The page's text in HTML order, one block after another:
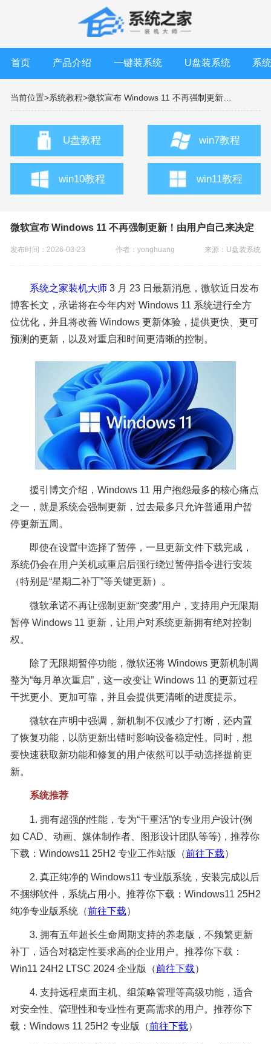
首页 产品介绍 一键装系统 U盘装系统 系
当前位置>系统教程> 微软宣布 Windows 11 不再强制更新！由用户自己来决定
U盘教程 win7教程
win10教程 win11教程
微软宣布 Windows 11 不再强制更新！由用户自己来决定
发布时间：2026-03-23 作者：yonghuang 来源： U盘装系统
系统之家装机大师3 月 23 日最新消息，微软近日发布
博客长文，承诺将在今年内对 Windows 11 系统进行全方
位优化，并且将改善 Windows 更新体验，提供更快、更可
预测的更新，以及对重启和时间更清晰的控制。
援引博文介绍，Windows 11 用户抱怨最多的核心痛点
之一，就是系统会强制更新，过去最多只允许普通用户暂
停更新五周。
即使在设置中选择了暂停，一旦更新文件下载完成，
系统仍会在用户关机或重启后强行绕过暂停指令进行安装
（特别是“星期二补丁”等关键更新）。
微软承诺不再让强制更新“突袭”用户，支持用户无限期
暂停 Windows 11 更新，让用户对系统更新拥有绝对控制
权。
除了无限期暂停功能，微软还将 Windows 更新机制调
整为“每月单次重启”，这一改变让 Windows 11 的更新过程
干扰更小、更加可靠，并且会提供更清晰的进度提示。
微软在声明中强调，新机制不仅减少了打断，还内置
了恢复功能，以防更新出错时影响设备稳定性。同时，想
要快速获取新功能和修复的用户依然可以手动选择提前更
新。
系统推荐
1. 拥有超强的性能，专为“干重活”的专业用户设计(例
如 CAD、动画、媒体制作者、图形设计团队等等)，推荐你
下载：Windows11 25H2 专业工作站版（前往下载）
2. 真正纯净的 Windows11 专业版系统，安装完成以后
不捆绑软件，系统占用小。推荐你下载：Windows11 25H2
纯净专业版系统（前往下载）
3. 拥有五年超长生命周期支持的养老版，不频繁更新
补丁，适合对稳定性要求高的企业用户。推荐你下载：
Win11 24H2 LTSC 2024 企业版（前往下载）
4. 支持远程桌面主机、组策略管理等高级功能，适合
对安全性、管理性和专业性有更高需求的用户。推荐你下
载：Windows 11 25H2 专业版（前往下载）